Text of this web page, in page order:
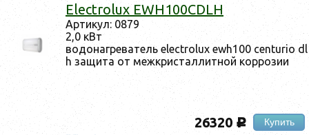
Electrolux EWH100CDLH
Ар­ти­кул: 0879
2,0 кВт
во­донаг­ре­ватель electrolux ewh100 centurio dl
h за­щита от меж­крис­таллит­ной кор­ро­зии
26320 c Купить